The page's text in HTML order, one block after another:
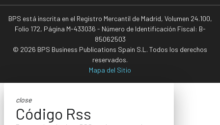
BPS está inscrita en el Registro Mercantil de Madrid, Volumen 24.100,
Folio 172, Página M-433036 - Número de Identificación Fiscal: B-
85062503
© 2026 BPS Business Publications Spain S.L. Todos los derechos
reservados.
Mapa del Sitio
close
Código Rss